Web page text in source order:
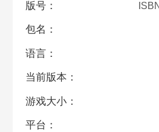
版号：
包名：
语言：
当前版本：
游戏大小：
平台：